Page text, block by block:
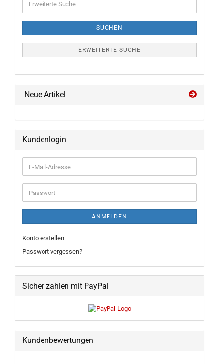
Suche
SUCHEN
ERWEITERTE SUCHE
Neue Artikel
Kundenlogin
E-
Mail-
Adresse
Passwort
ANMELDEN
Konto erstellen
Passwort vergessen?
Sicher zahlen mit PayPal
Kundenbewertungen